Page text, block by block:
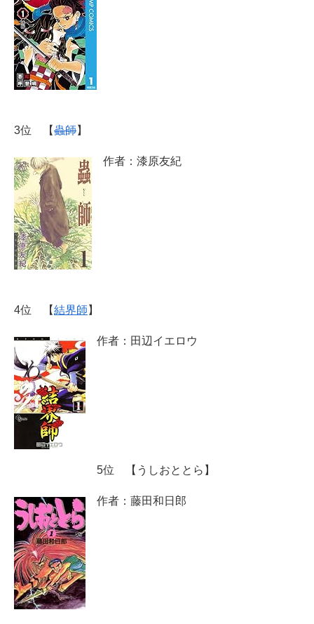
3位 【蟲師】
作者：漆原友紀
4位 【結界師 】
作者：田辺イエロウ
5位 【うしおととら】
作者：藤田和日郎